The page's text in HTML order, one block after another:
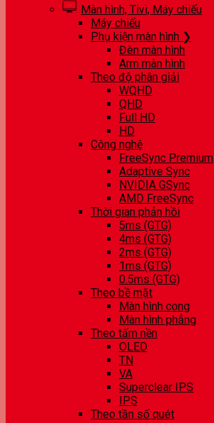
Màn hình, Tivi, Máy chiếu
Máy chiếu
Phụ kiện màn hình ❯
Đèn màn hình
Arm màn hình
Theo độ phân giải
WQHD
QHD
Full HD
HD
Công nghệ
FreeSync Premium
Adaptive Sync
NVIDIA GSync
AMD FreeSync
Thời gian phản hồi
5ms (GTG)
4ms (GTG)
2ms (GTG)
1ms (GTG)
0.5ms (GTG)
Theo bề mặt
Màn hình cong
Màn hình phẳng
Theo tấm nền
OLED
TN
VA
Superclear IPS
IPS
Theo tần số quét